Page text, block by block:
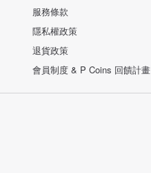
服務條款
隱私權政策
退貨政策
會員制度 & P Coins 回饋計畫